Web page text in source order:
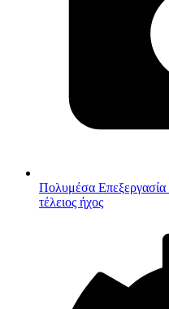
Πολυμέσα Επεξεργασία
τέλειος ήχος